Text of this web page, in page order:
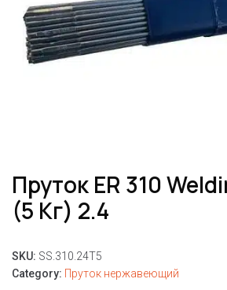
Пруток ER 310
(5 Кг) 2.4
SKU: SS.310.24T5
Category: Пруток нержавеющий
Про нас
Доставка та оплата